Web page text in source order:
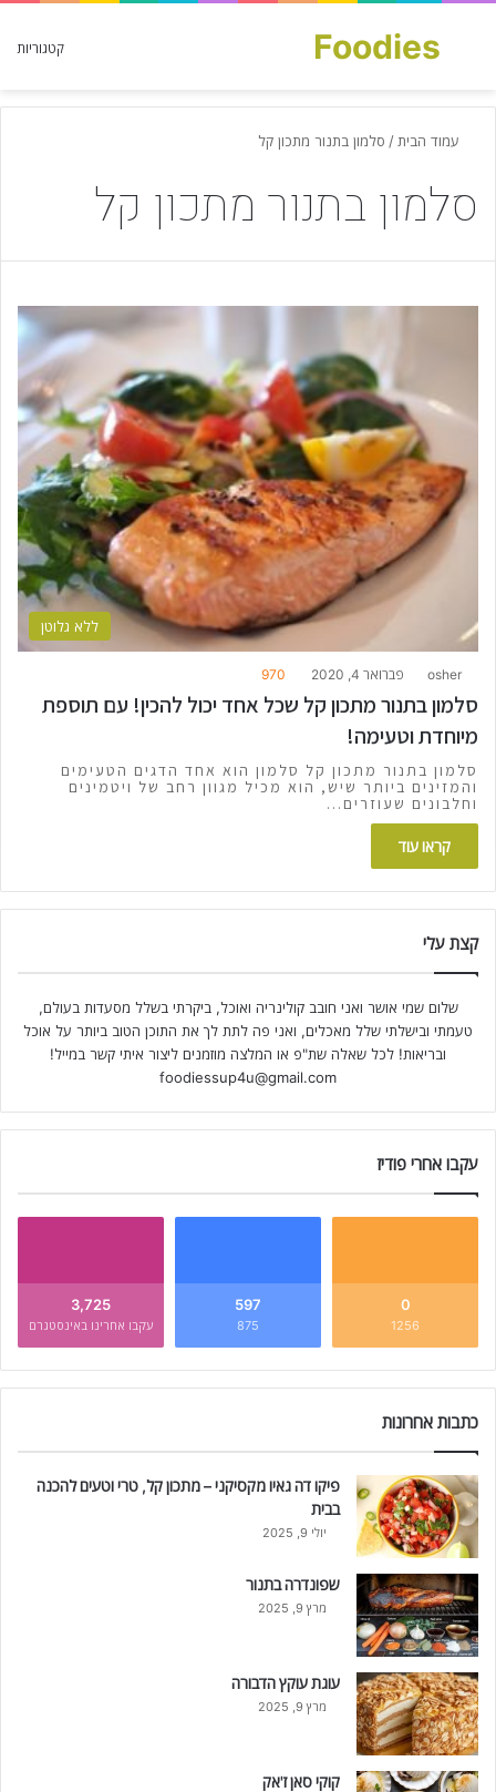
קטגוריות Foodies
חפש עבור
עמוד הבית / סלמון בתנור מתכון קל
סלמון בתנור מתכון קל
ללא גלוטן
osher פברואר 4, 2020 970
סלמון בתנור מתכון קל שכל אחד יכול להכין! עם תוספת
מיוחדת וטעימה!
סלמון בתנור מתכון קל סלמון הוא אחד הדגים הטעימים
והמזינים ביותר שיש, הוא מכיל מגוון רחב של ויטמינים
וחלבונים שעוזרים…
קראו עוד
קצת עלי
שלום שמי אושר ואני חובב קולינריה ואוכל, ביקרתי בשלל מסעדות בעולם,
טעמתי ובישלתי שלל מאכלים, ואני פה לתת לך את התוכן הטוב ביותר על אוכל
ובריאות! לכל שאלה שת"פ או המלצה מוזמנים ליצור איתי קשר במייל!
foodiessup4u@gmail.com
עקבו אחרי פודיז
0
1256
597
875
3,725
עקבו אחרינו באינסטגרם
כתבות אחרונות
פיקו דה גאיו מקסיקני – מתכון קל, טרי וטעים להכנה
בבית
יולי 9, 2025
שפונדרה בתנור
מרץ 9, 2025
עוגת עוקץ הדבורה
מרץ 9, 2025
קוקי סאן ז'אק